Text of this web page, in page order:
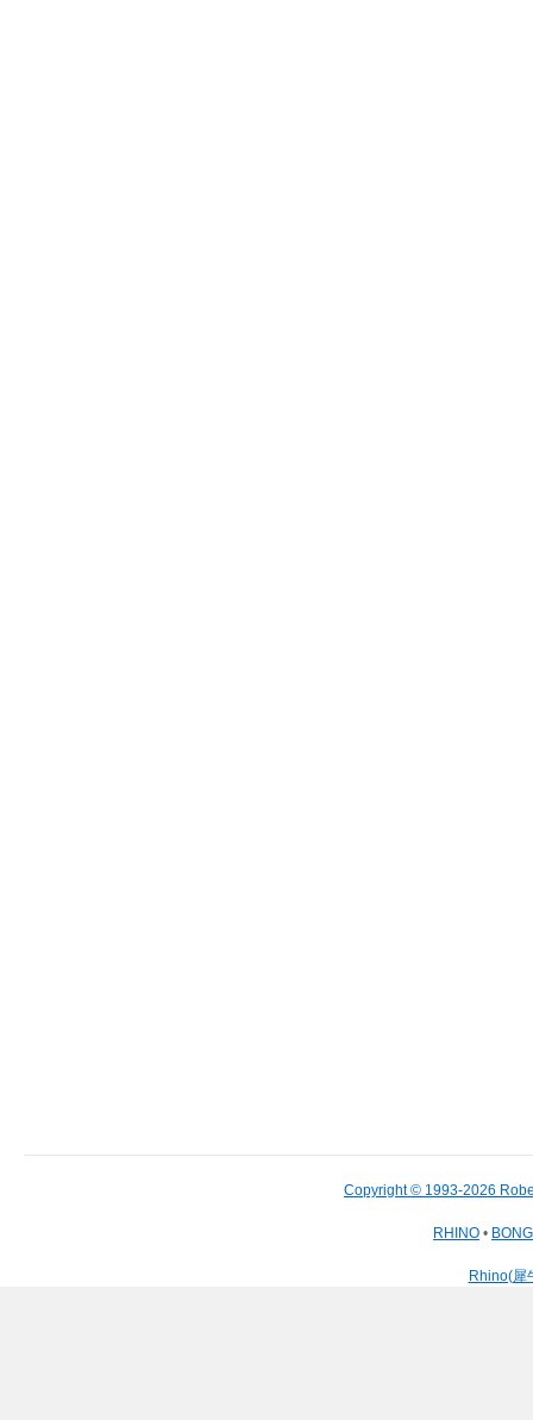
Copyright © 1993-2026
RHINO •
Rhino(犀